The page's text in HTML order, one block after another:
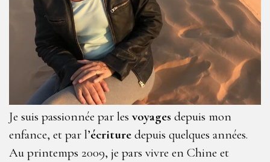
Je suis passionnée par les voyages depuis mon
enfance, et par l’écriture depuis quelques années.
Au printemps 2009, je pars vivre en Chine et